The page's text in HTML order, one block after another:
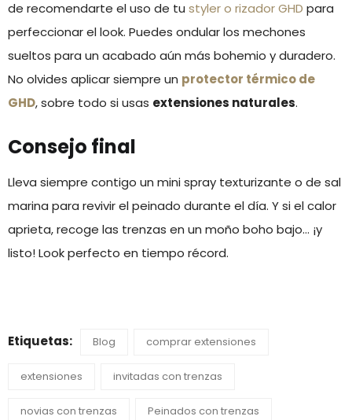
de recomendarte el uso de tu styler o rizador GHD para
perfeccionar el look. Puedes ondular los mechones
sueltos para un acabado aún más bohemio y duradero.
No olvides aplicar siempre un protector térmico de
GHD, sobre todo si usas extensiones naturales.
Consejo final
Lleva siempre contigo un mini spray texturizante o de sal
marina para revivir el peinado durante el día. Y si el calor
aprieta, recoge las trenzas en un moño boho bajo… ¡y
listo! Look perfecto en tiempo récord.
Etiquetas: Blog comprar extensiones
extensiones invitadas con trenzas
novias con trenzas Peinados con trenzas